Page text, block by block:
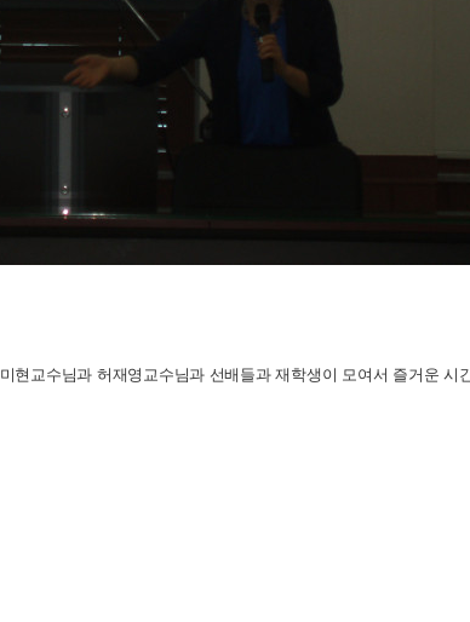
현교수님과 허재영교수님과 선배들과 재학생이 모여서 즐거운